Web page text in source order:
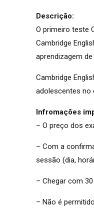
Descrição:
O primeiro teste
Cambridge
aprendizagem
Cambridge
adolescentes no
Infromações
– O preço dos
– Com a
sessão (dia,
– Chegar com
– Não é